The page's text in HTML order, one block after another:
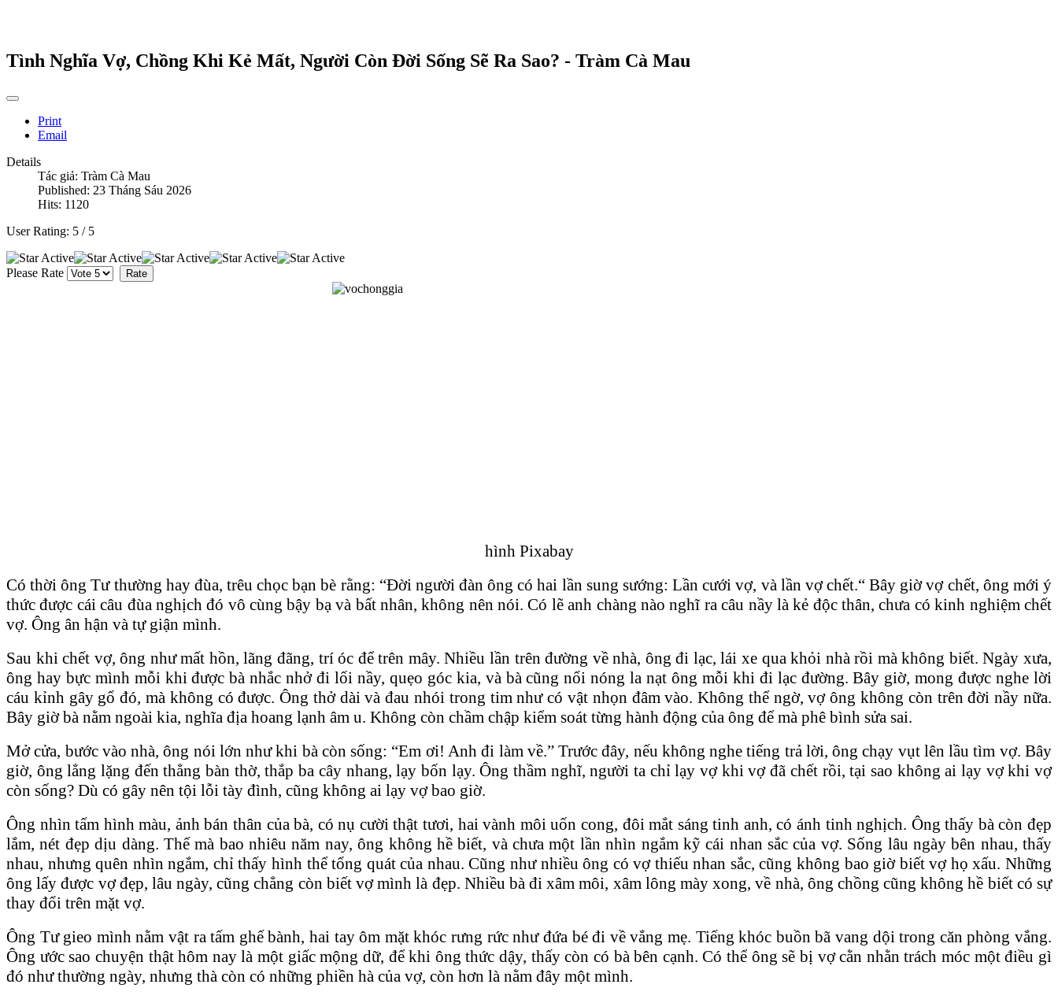
Tình Nghĩa Vợ, Chồng Khi Kẻ Mất, Người Còn Đời Sống Sẽ Ra Sao? - Tràm Cà Mau
Print
Email
Details
Tác giả: Tràm Cà Mau
Published: 23 Tháng Sáu 2026
Hits: 1120
User Rating: 5 / 5
Please Rate
hình Pixabay
Có thời ông Tư thường hay đùa, trêu chọc bạn bè rằng: “Đời người đàn ông có hai lần sung sướng: Lần cưới vợ, và lần vợ chết.“ Bây giờ vợ chết, ông mới ý
thức được cái câu đùa nghịch đó vô cùng bậy bạ và bất nhân, không nên nói. Có lẽ anh chàng nào nghĩ ra câu nầy là kẻ độc thân, chưa có kinh nghiệm chết
vợ. Ông ân hận và tự giận mình.
Sau khi chết vợ, ông như mất hồn, lãng đãng, trí óc để trên mây. Nhiều lần trên đường về nhà, ông đi lạc, lái xe qua khỏi nhà rồi mà không biết. Ngày xưa,
ông hay bực mình mỗi khi được bà nhắc nhở đi lối nầy, quẹo góc kia, và bà cũng nổi nóng la nạt ông mỗi khi đi lạc đường. Bây giờ, mong được nghe lời
cáu kỉnh gây gổ đó, mà không có được. Ông thở dài và đau nhói trong tim như có vật nhọn đâm vào. Không thể ngờ, vợ ông không còn trên đời nầy nữa.
Bây giờ bà nằm ngoài kia, nghĩa địa hoang lạnh âm u. Không còn chầm chập kiểm soát từng hành động của ông để mà phê bình sửa sai.
Mở cửa, bước vào nhà, ông nói lớn như khi bà còn sống: “Em ơi! Anh đi làm về.” Trước đây, nếu không nghe tiếng trả lời, ông chạy vụt lên lầu tìm vợ. Bây
giờ, ông lẳng lặng đến thẳng bàn thờ, thắp ba cây nhang, lạy bốn lạy. Ông thầm nghĩ, người ta chỉ lạy vợ khi vợ đã chết rồi, tại sao không ai lạy vợ khi vợ
còn sống? Dù có gây nên tội lỗi tày đình, cũng không ai lạy vợ bao giờ.
Ông nhìn tấm hình màu, ảnh bán thân của bà, có nụ cười thật tươi, hai vành môi uốn cong, đôi mắt sáng tinh anh, có ánh tinh nghịch. Ông thấy bà còn đẹp
lắm, nét đẹp dịu dàng. Thế mà bao nhiêu năm nay, ông không hề biết, và chưa một lần nhìn ngắm kỹ cái nhan sắc của vợ. Sống lâu ngày bên nhau, thấy
nhau, nhưng quên nhìn ngắm, chỉ thấy hình thể tổng quát của nhau. Cũng như nhiều ông có vợ thiếu nhan sắc, cũng không bao giờ biết vợ họ xấu. Những
ông lấy được vợ đẹp, lâu ngày, cũng chẳng còn biết vợ mình là đẹp. Nhiều bà đi xâm môi, xâm lông mày xong, về nhà, ông chồng cũng không hề biết có sự
thay đổi trên mặt vợ.
Ông Tư gieo mình nằm vật ra tấm ghế bành, hai tay ôm mặt khóc rưng rức như đứa bé đi về vắng mẹ. Tiếng khóc buồn bã vang dội trong căn phòng vắng.
Ông ước sao chuyện thật hôm nay là một giấc mộng dữ, để khi ông thức dậy, thấy còn có bà bên cạnh. Có thể ông sẽ bị vợ cằn nhằn trách móc một điều gì
đó như thường ngày, nhưng thà còn có những phiền hà của vợ, còn hơn là nằm đây một mình.